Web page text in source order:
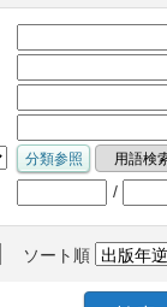
/
ソート順